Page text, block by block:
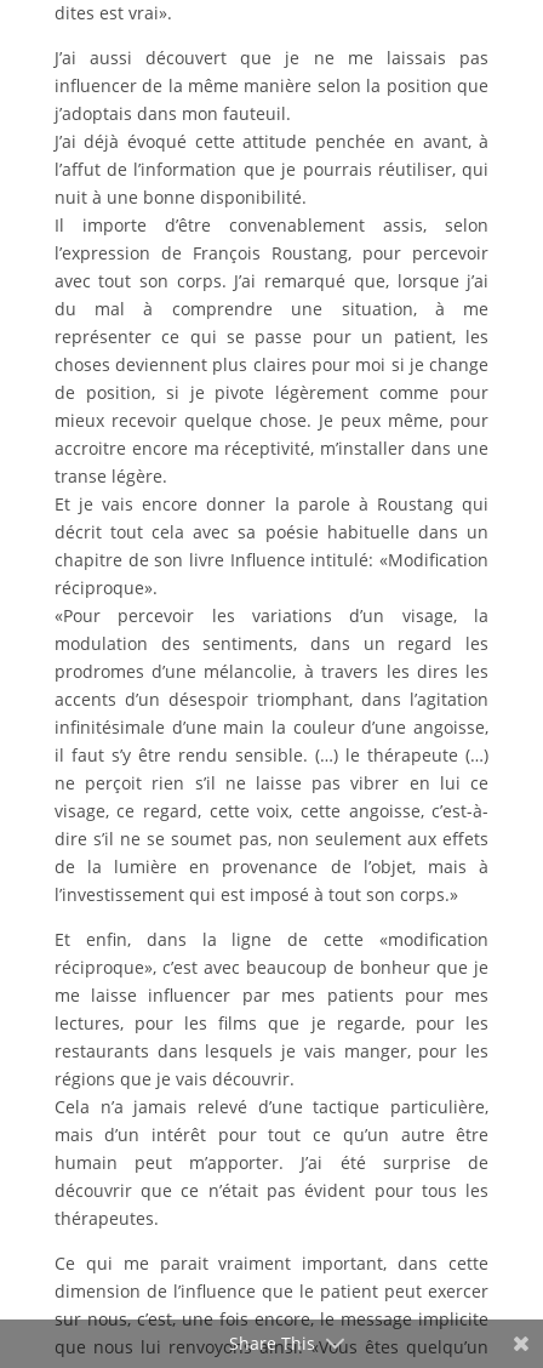
dites est vrai».
J’ai aussi découvert que je ne me laissais pas
influencer de la même manière selon la position que
j’adoptais dans mon fauteuil.
J’ai déjà évoqué cette attitude penchée en avant, à
l’affut de l’information que je pourrais réutiliser, qui
nuit à une bonne disponibilité.
Il importe d’être convenablement assis, selon
l’expression de François Roustang, pour percevoir
avec tout son corps. J’ai remarqué que, lorsque j’ai
du mal à comprendre une situation, à me
représenter ce qui se passe pour un patient, les
choses deviennent plus claires pour moi si je change
de position, si je pivote légèrement comme pour
mieux recevoir quelque chose. Je peux même, pour
accroitre encore ma réceptivité, m’installer dans une
transe légère.
Et je vais encore donner la parole à Roustang qui
décrit tout cela avec sa poésie habituelle dans un
chapitre de son livre Influence intitulé: «Modification
réciproque».
«Pour percevoir les variations d’un visage, la
modulation des sentiments, dans un regard les
prodromes d’une mélancolie, à travers les dires les
accents d’un désespoir triomphant, dans l’agitation
infinitésimale d’une main la couleur d’une angoisse,
il faut s’y être rendu sensible. (…) le thérapeute (…)
ne perçoit rien s’il ne laisse pas vibrer en lui ce
visage, ce regard, cette voix, cette angoisse, c’est-à-
dire s’il ne se soumet pas, non seulement aux effets
de la lumière en provenance de l’objet, mais à
l’investissement qui est imposé à tout son corps.»
Et enfin, dans la ligne de cette «modification
réciproque», c’est avec beaucoup de bonheur que je
me laisse influencer par mes patients pour mes
lectures, pour les films que je regarde, pour les
restaurants dans lesquels je vais manger, pour les
régions que je vais découvrir.
Cela n’a jamais relevé d’une tactique particulière,
mais d’un intérêt pour tout ce qu’un autre être
humain peut m’apporter. J’ai été surprise de
découvrir que ce n’était pas évident pour tous les
thérapeutes.
Ce qui me parait vraiment important, dans cette
dimension de l’influence que le patient peut exercer
sur nous, c’est, une fois encore, le message implicite
que nous lui renvoyons ainsi: «Vous êtes quelqu’un
Share This